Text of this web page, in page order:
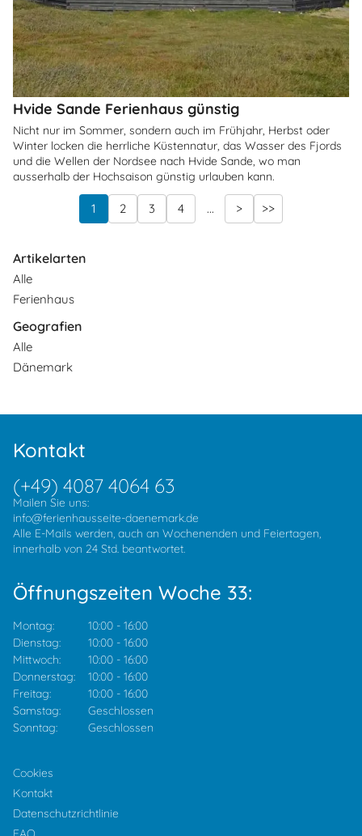
Hvide Sande Ferienhaus günstig
Nicht nur im Sommer, sondern auch im Frühjahr, Herbst oder
Winter locken die herrliche Küstennatur, das Wasser des Fjords
und die Wellen der Nordsee nach Hvide Sande, wo man
ausserhalb der Hochsaison günstig urlauben kann.
1 2 3 4 ... > >>
Artikelarten
Alle
Ferienhaus
Geografien
Alle
Dänemark
Kontakt
(+49) 4087 4064 63
Mailen Sie uns:
info@ferienhausseite-daenemark.de
Alle E-Mails werden, auch an Wochenenden und Feiertagen,
innerhalb von 24 Std. beantwortet.
Öffnungszeiten Woche 33:
Montag: 10:00 - 16:00
Dienstag:
10:00 - 16:00
Mittwoch:
10:00 - 16:00
Donnerstag:
10:00 - 16:00
Freitag:
10:00 - 16:00
Samstag:
Geschlossen
Sonntag:
Geschlossen
Cookies
Kontakt
Datenschutzrichtlinie